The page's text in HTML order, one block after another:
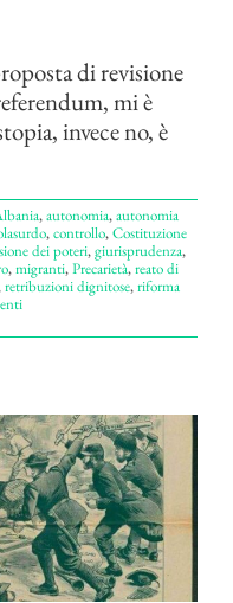
di revisione
mi è
invece no, è
,autonomia,autonomia
,controllo,Costituzione
dei poteri,giurisprudenza,
,migranti,Precarietà,reato di
retribuzioni dignitose,riforma